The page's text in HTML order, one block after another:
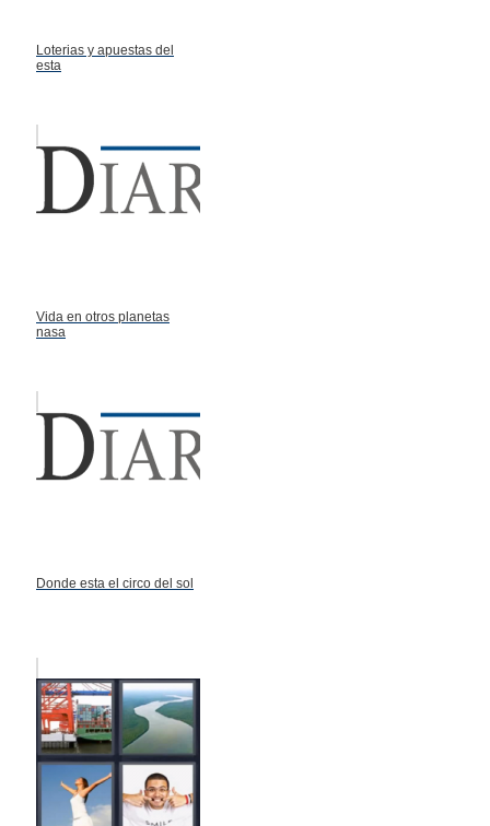
Loterias y apuestas del
esta
Vida en otros planetas
nasa
Donde esta el circo del sol